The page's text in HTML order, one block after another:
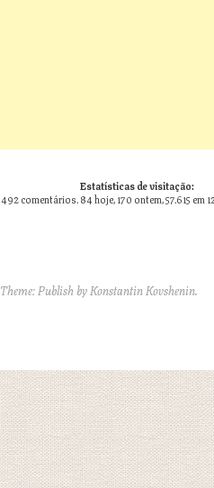
492comentários.
Estatísticas de visitação:
84 hoje, 170 ontem, 57.615 em
Theme: Publish byKonstantin Kovshenin.